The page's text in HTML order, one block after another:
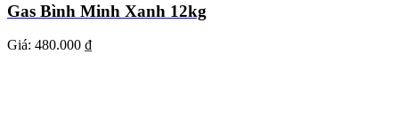
Gas Bình Minh Xanh 12kg
Giá: 480.000 ₫